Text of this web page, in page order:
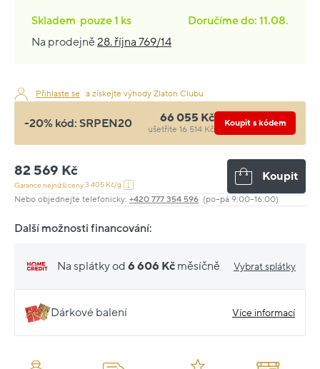
Skladem pouze1 ks
Doručíme do: 11.08.
Na prodejně28. října 769/14
Přihlaste se a získejte výhody Zlaton Clubu
-20% kód: SRPEN20 66 055 Kč
ušetříte 16 514 Kč
Koupit s kódem
82 569 Kč
Garance nejnižší ceny:3 405 Kč/g
Koupit
Nebo objednejte telefonicky: +420 777 354 596 (po–pá 9:00–16:00)
Další možnosti financování:
Na splátky od 6 606 Kč měsíčně Vybrat splátky
Dárkové balení Více informací